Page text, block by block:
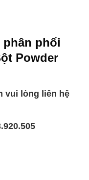
phân phối
Powder
vui lòng liên hệ